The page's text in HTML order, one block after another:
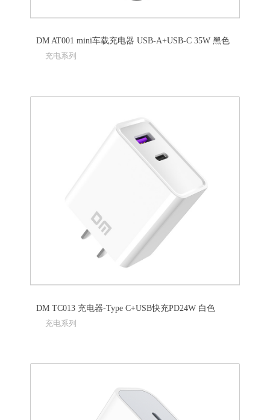
DM AT001 mini车载充电器 USB-A+USB-C 35W 黑色
充电系列
DM TC013 充电器-Type C+USB快充PD24W 白色
充电系列